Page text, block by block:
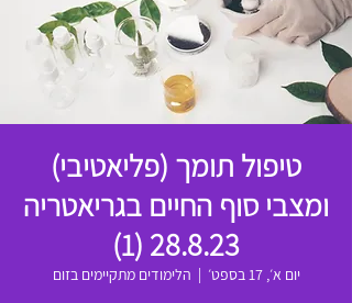
טיפול תומך (פליאטיבי)
ומצבי סוף החיים בגריאטריה
28.8.23 (1)
יום א׳, 17 בספט׳
  |
הלימודים מתקיימים בזום